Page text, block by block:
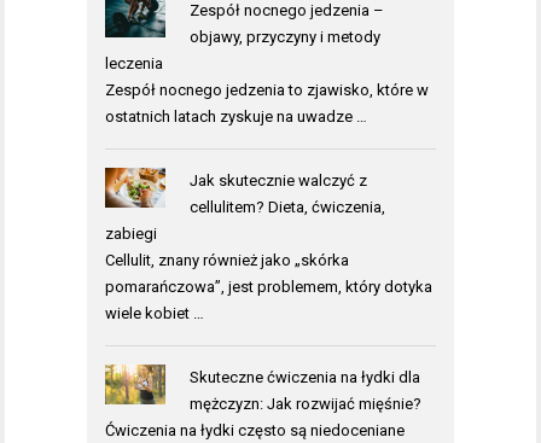
Zespół nocnego jedzenia –
objawy, przyczyny i metody
leczenia
Zespół nocnego jedzenia to zjawisko, które w
ostatnich latach zyskuje na uwadze …
Jak skutecznie walczyć z
cellulitem? Dieta, ćwiczenia,
zabiegi
Cellulit, znany również jako „skórka
pomarańczowa”, jest problemem, który dotyka
wiele kobiet …
Skuteczne ćwiczenia na łydki dla
mężczyzn: Jak rozwijać mięśnie?
Ćwiczenia na łydki często są niedoceniane